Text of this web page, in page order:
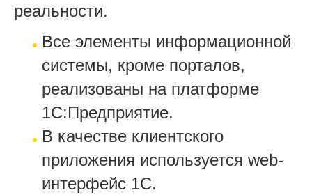
реальности.
Все элементы информационной
системы, кроме порталов,
реализованы на платформе
1С:Предприятие.
В качестве клиентского
приложения используется web-
интерфейс 1С.